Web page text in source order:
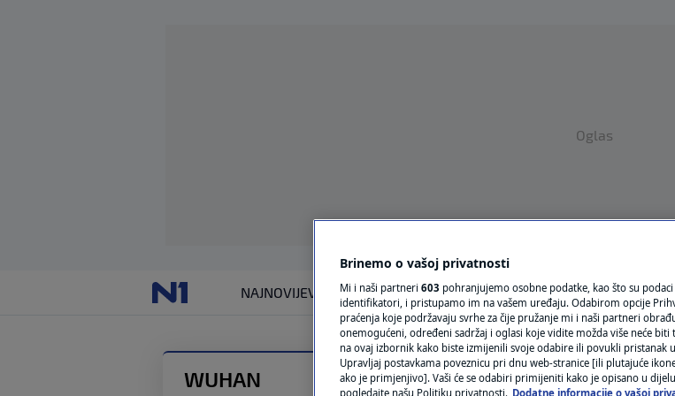
Oglas
NAJNOVIJEVIJESTI SVIJET
VRIJEME
N1 TEME
REGIJA
WUHAN
Brinemo o vašoj privatnosti
Mi i naši partneri 603 pohranjujemo osobne podatke, kao što su
identifikatori, i pristupamo im na vašem uređaju. Odabirom opcije
praćenja koje podržavaju svrhe za čije pružanje mi i naši partneri
onemogućeni, određeni sadržaj i oglasi koje vidite možda više neće biti
na ovaj izbornik kako biste izmijenili svoje odabire ili povukli
Upravljaj postavkama poveznicu pri dnu web-stranice [ili plutajuće
ako je primjenjivo]. Vaši će se odabiri primijeniti kako je opisano u
pogledajte našu Politiku privatnosti. Dodatne informacije o vašoj